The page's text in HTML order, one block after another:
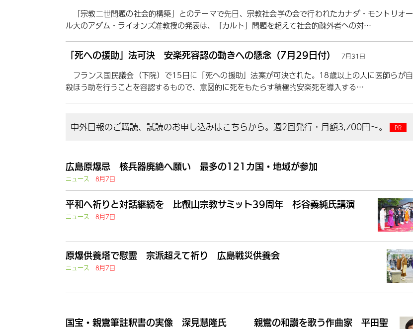
「宗教二世問題の社会的構築」とのテーマで先日、宗教社会学の会で行われたカナダ・モントリオー
ル大のアダム・ライオンズ准教授の発表は、「カルト」問題を超えて社会的疎外者への対…
「死への援助」法可決 安楽死容認の動きへの懸念（7月29日付） 7月31日
フランス国民議会（下院）で15日に「死への援助」法案が可決された。18歳以上の人に医師らが自
殺ほう助を行うことを容認するもので、意図的に死をもたらす積極的安楽死を導入する…
中外日報のご購読、試読のお申し込みはこちらから。週2回発行・月額3,700円～。
広島原爆忌 核兵器廃絶へ願い 最多の121カ国・地域が参加
ニュース
8月7日
平和へ祈りと対話継続を 比叡山宗教サミット39周年 杉谷義純氏講演
ニュース
8月7日
原爆供養塔で慰霊 宗派超えて祈り 広島戦災供養会
ニュース
8月7日
国宝・親鸞筆註釈書の実像 深見慧隆氏
親鸞の和讃を歌う作曲家 平田聖